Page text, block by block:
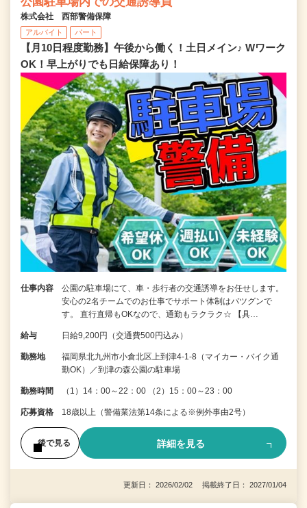
株式会社 西部警備保障
アルバイト パート
【月10日程度勤務】午後から働く！土日メイン♪ Wワーク
OK！早上がりでも日給保障あり！
仕事内容
公園の駐車場にて、車・歩行者の交通誘導をお任せします。
安心の2名チームでのお仕事でサポート体制はバツグンで
す。 直行直帰もOKなので、通勤もラクラク☆ 【具…
給与 日給9,200円（交通費500円込み）
勤務地
福岡県北九州市小倉北区上到津4-1-8（マイカー・バイク通
勤OK）／到津の森公園の駐車場
勤務時間 （1）14：00～22：00 （2）15：00～23：00
応募資格 18歳以上（警備業法第14条による※例外事由2号）
後で見る 詳細を見る
更新日： 2026/02/02 掲載終了日： 2027/01/04